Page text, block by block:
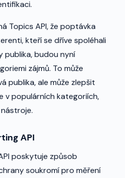
Topics API, že poptávka
kteří se dříve spoléhali
publika, budou nyní
zájmů. To může
publika, ale může zlepšit
v populárních kategoriích,
API
poskytuje způsob
soukromí pro měření